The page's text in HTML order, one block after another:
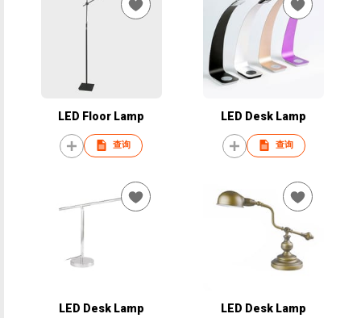
LED Floor Lamp
查询
LED Desk Lamp
查询
LED Desk Lamp LED Desk Lamp